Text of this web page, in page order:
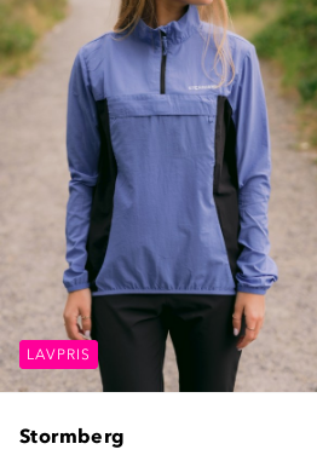
LAVPRIS
LAVPRIS
Stormberg